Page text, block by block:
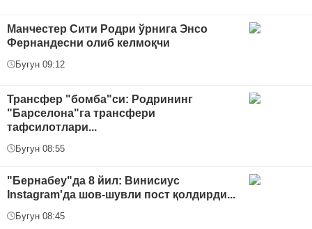
Манчестер Сити Родри ўрнига Энсо
Фернандесни олиб келмоқчи
Бугун 09:12
Трансфер "бомба"си: Родрининг
"Барселона"га трансфери
тафсилотлари...
Бугун 08:55
"Бернабеу"да 8 йил: Винисиус
Instagram'да шов-шувли пост қолдирди...
Бугун 08:45